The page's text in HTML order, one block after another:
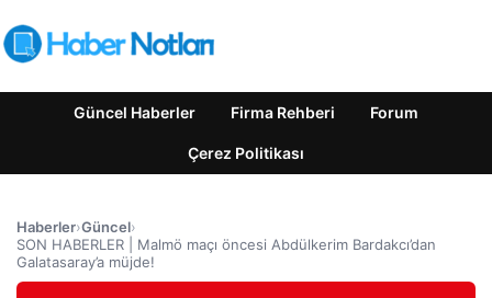
Güncel Haberler Firma Rehberi Forum
Çerez Politikası
Haberler›Güncel›
SON HABERLER | Malmö maçı öncesi Abdülkerim Bardakcı’dan
Galatasaray’a müjde!